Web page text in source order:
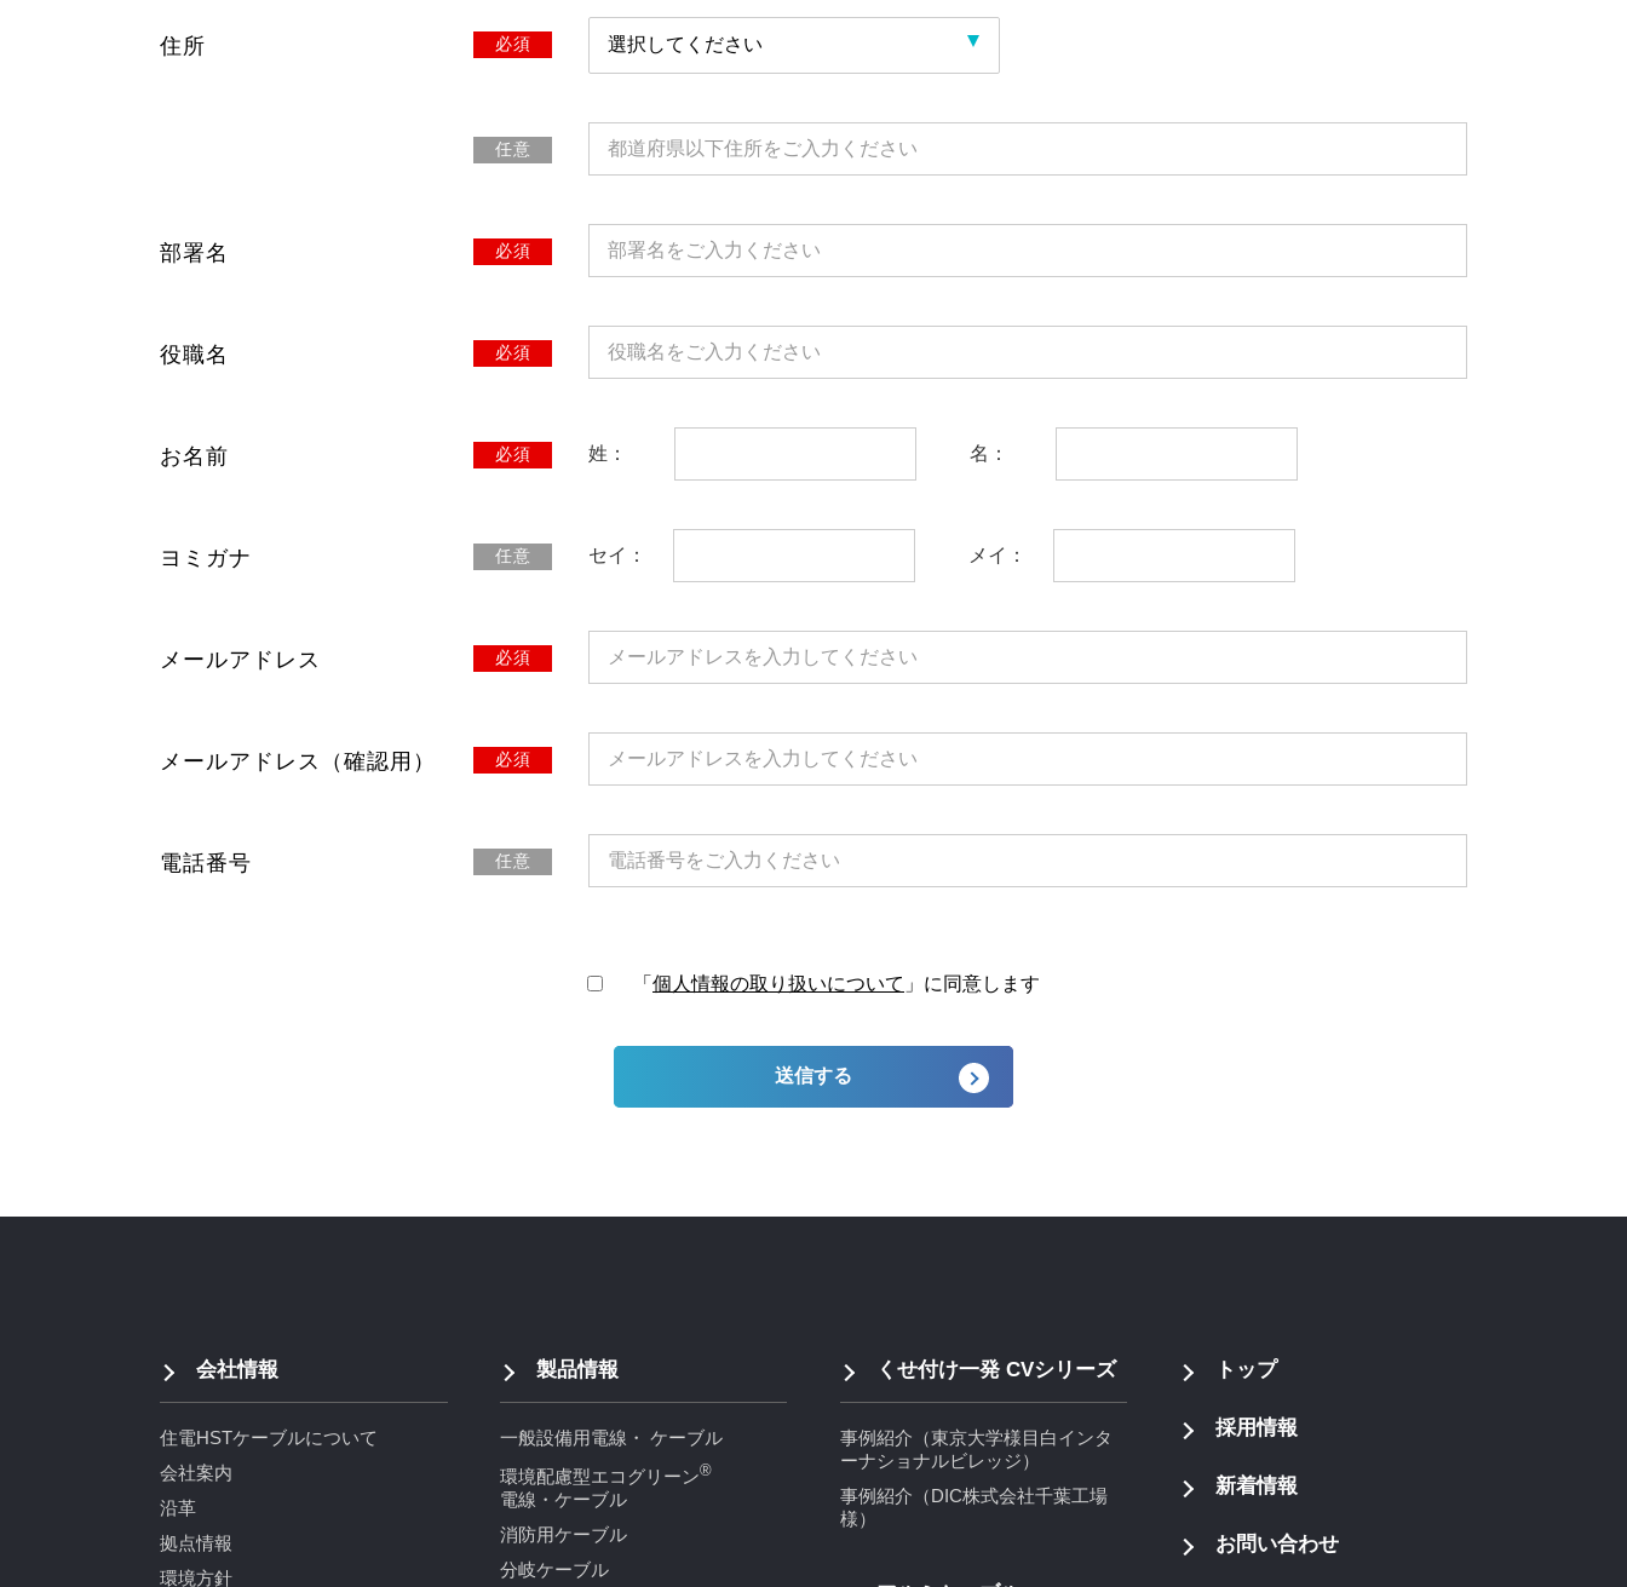
住所 必須
任意
部署名 必須
役職名 必須
お名前 必須 姓： 名：
ヨミガナ 任意 セイ： メイ：
メールアドレス 必須
メールアドレス（確認用） 必須
電話番号 任意
「 個人情報の取り扱いについて 」に同意します
会社情報
住電HSTケーブルについて
会社案内
沿革
拠点情報
環境方針
製品情報
一般設備用電線・ ケーブル
環境配慮型エコグリーン®
電線・ケーブル
消防用ケーブル
分岐ケーブル
くせ付け一発 CVシリーズ
事例紹介（東京大学様目白インタ
ーナショナルビレッジ）
事例紹介（DIC株式会社千葉工場
様）
トップ
採用情報
新着情報
お問い合わせ